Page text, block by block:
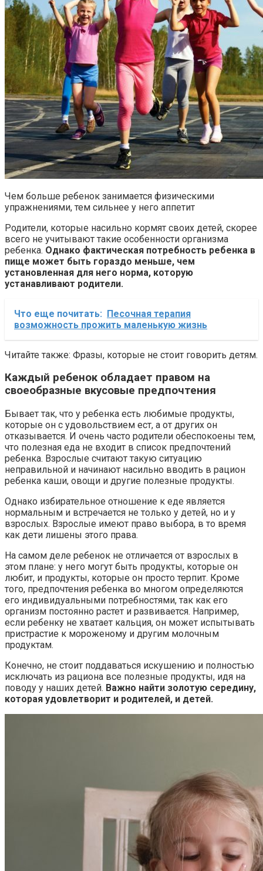
Чем больше ребенок занимается физическими
упражнениями, тем сильнее у него аппетит
Родители, которые насильно кормят своих детей, скорее
всего не учитывают такие особенности организма
ребенка. Однако фактическая потребность ребенка в
пище может быть гораздо меньше, чем
установленная для него норма, которую
устанавливают родители.
Что еще почитать: Песочная терапия
возможность прожить маленькую жизнь
Читайте также: Фразы, которые не стоит говорить детям.
Каждый ребенок обладает правом на
своеобразные вкусовые предпочтения
Бывает так, что у ребенка есть любимые продукты,
которые он с удовольствием ест, а от других он
отказывается. И очень часто родители обеспокоены тем,
что полезная еда не входит в список предпочтений
ребенка. Взрослые считают такую ситуацию
неправильной и начинают насильно вводить в рацион
ребенка каши, овощи и другие полезные продукты.
Однако избирательное отношение к еде является
нормальным и встречается не только у детей, но и у
взрослых. Взрослые имеют право выбора, в то время
как дети лишены этого права.
На самом деле ребенок не отличается от взрослых в
этом плане: у него могут быть продукты, которые он
любит, и продукты, которые он просто терпит. Кроме
того, предпочтения ребенка во многом определяются
его индивидуальными потребностями, так как его
организм постоянно растет и развивается. Например,
если ребенку не хватает кальция, он может испытывать
пристрастие к мороженому и другим молочным
продуктам.
Конечно, не стоит поддаваться искушению и полностью
исключать из рациона все полезные продукты, идя на
поводу у наших детей. Важно найти золотую середину,
которая удовлетворит и родителей, и детей.